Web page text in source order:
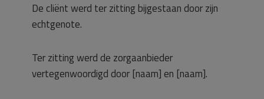
De cliënt werd ter zitting bijgestaan door zijn
echtgenote.
Ter zitting werd de zorgaanbieder
vertegenwoordigd door [naam] en [naam].